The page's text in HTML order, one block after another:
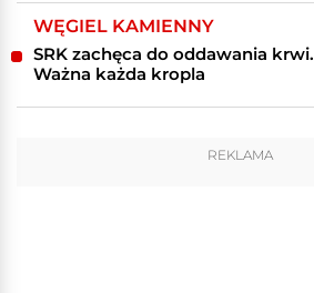
WĘGIEL KAMIENNY
SRK zachęca do oddawania krwi.
Ważna każda kropla
REKLAMA